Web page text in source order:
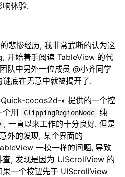
响体验.
悲惨经历, 我非常武断的认为这
开始着手阅读 TableView 的代
队中另外一位成员 @小齐同学
底在无意中就被揭开了.
cocos2d-x 提供的一个控
个用 ClippingRegionNode
纯
, 一直以来工作的十分良好. 但是
外的发现, 某个界面的
一模一样的问题, 导致
查, 发现是因为 UIScrollView 的
果一个按钮先于 UIScrollView